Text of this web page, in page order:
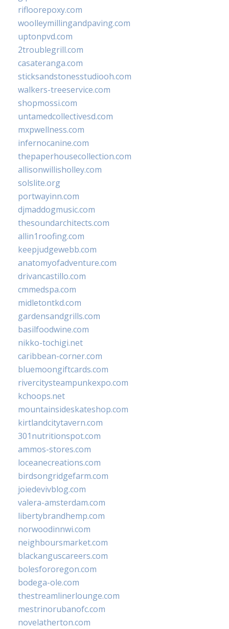
rifloorepoxy.com
woolleymillingandpaving.com
uptonpvd.com
2troublegrill.com
casateranga.com
sticksandstonesstudiooh.com
walkers-treeservice.com
shopmossi.com
untamedcollectivesd.com
mxpwellness.com
infernocanine.com
thepaperhousecollection.com
allisonwillisholley.com
solslite.org
portwayinn.com
djmaddogmusic.com
thesoundarchitects.com
allin1roofing.com
keepjudgewebb.com
anatomyofadventure.com
drivancastillo.com
cmmedspa.com
midletontkd.com
gardensandgrills.com
basilfoodwine.com
nikko-tochigi.net
caribbean-corner.com
bluemoongiftcards.com
rivercitysteampunkexpo.com
kchoops.net
mountainsideskateshop.com
kirtlandcitytavern.com
301nutritionspot.com
ammos-stores.com
loceanecreations.com
birdsongridgefarm.com
joiedevivblog.com
valera-amsterdam.com
libertybrandhemp.com
norwoodinnwi.com
neighboursmarket.com
blackanguscareers.com
bolesfororegon.com
bodega-ole.com
thestreamlinerlounge.com
mestrinorubanofc.com
novelatherton.com